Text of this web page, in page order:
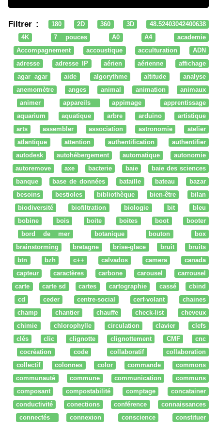
Filtrer : 180 2D 360 3D
48.52403042400638
4K
7 pouces A0 A4
academie
Accompagnement
accoustique acculturation
ADN
adresse
adresse IP aérien aérienne
affichage
agar agar
aide algorythme altitude
analyse
anemomètre
anges animal animation
animaux
animer
appareils appimage
apprentissage
aquarium
aquatique arbre arduino
artistique
arts
assembler association astronomie
atelier
atlantique
attention authentification
authentifier
autodesk
autohébergement automatique
autonomie
autoremove
axe bacterie baie
baie des sciences
banque
base de données bataille bateau
bazar
besoins
bestioles bibliothèque bien-être
bilan
biodiversité
biofiltration biologie bit
bleu
bobine
bois boite boites boot
booter
bord de mer
botanique bouton
box
brainstorming
bretagne brise-glace bruit
bruits
btn
bzh c++ calvados camera
canada
capteur
caractères carbone carousel
carrousel
carte
carte sd cartes cartographie cassé
cbind
cd
ceder centre-social cerf-volant
chaines
champ
chantier chauffe check-list
cheveux
chimie
chlorophylle circulation clavier
clefs
clés
clic clignotte clignottement CMF
cnc
cocréation
code collaboratif
collaboration
collectif
colonnes color commande
commons
communauté
commune communication
communs
composant
compostabilité comptage
concatainer
conductivité
conections conférence
connaissances
connectés
connexion conscience
constituer